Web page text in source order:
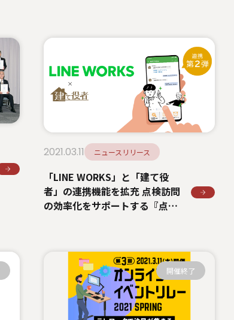
2021.03.11 ニュースリリース
「LINE WORKS」と「建て役
者」の連携機能を拡充 点検訪問
の効率化をサポートする『点検
開催終了